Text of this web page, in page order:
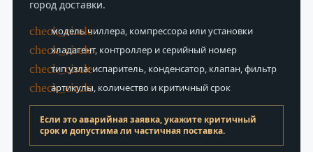
город доставки.
check_circle
модель чиллера, компрессора или установки
check_circle
хладагент, контроллер и серийный номер
check_circle
тип узла: испаритель, конденсатор, клапан, фильтр
check_circle
артикулы, количество и критичный срок
Если это аварийная заявка, укажите критичный
срок и допустима ли частичная поставка.